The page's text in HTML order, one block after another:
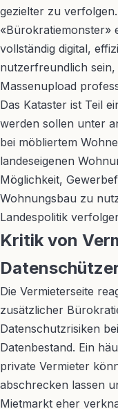
gezielter zu
«Bürokratiemonster»
vollständig digital,
nutzerfreundlich
Massenupload
Das Kataster ist Teil
werden sollen unter
bei möbliertem
landeseigenen
Möglichkeit,
Wohnungsbau zu
Landespolitik
Kritik von
Die Vermieterseite
zusätzlicher
Datenschutzrisiken
Datenbestand. Ein
private Vermieter
abschrecken lassen
Mietmarkt eher